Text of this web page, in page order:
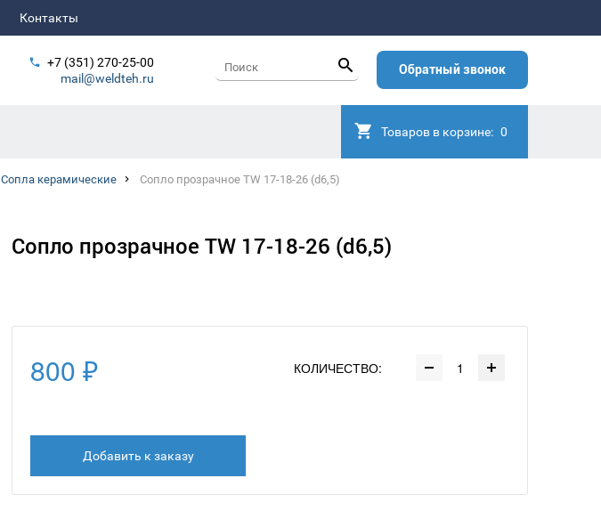
Контакты
+7 (351) 270-25-00
mail@weldteh.ru
Обратный звонок
Товаров в корзине: 0
Сопла керамические Сопло прозрачное TW 17-18-26 (d6,5)
Сопло прозрачное TW 17-18-26 (d6,5)
800 ₽ КОЛИЧЕСТВО:
Добавить к заказу